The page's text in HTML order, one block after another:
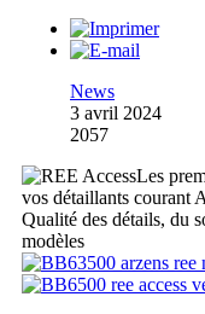
News
3 avril 2024
2057
Les
vos détaillants courant
Qualité des détails, du
modèles